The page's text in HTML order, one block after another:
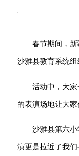
春节期间，
沙雅县教育系统
活动中，大
的表演场地让大
沙雅县第六
演更是拉近了我